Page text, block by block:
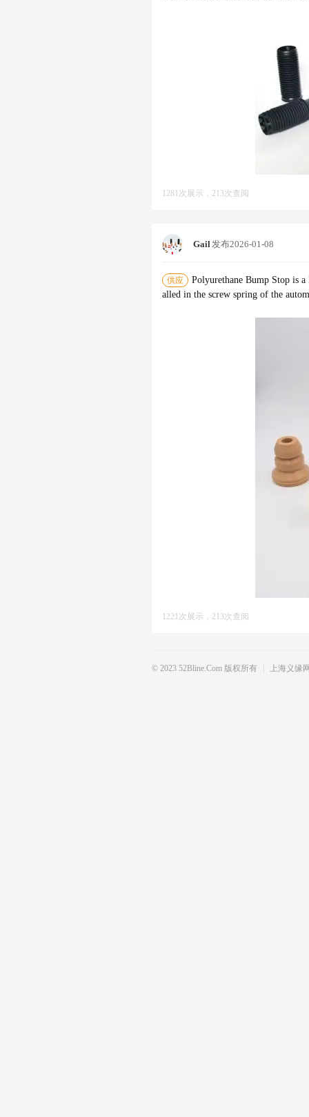
1281次展示，213次查阅
Gail发布2026-01-08
供应
Polyurethane Bump Stop is
alled in the screw spring of the
1221次展示，213次查阅
© 2023 52Bline.com 版权所有 上海义缘